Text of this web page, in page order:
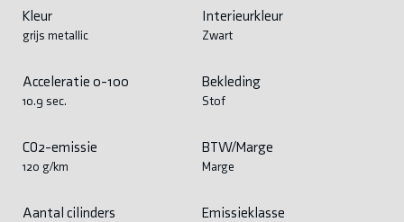
Kleur
grijs metallic
Interieurkleur
Zwart
Acceleratie 0-100
10.9 sec.
Bekleding
Stof
CO2-emissie
120 g/km
BTW/Marge
Marge
Aantal cilinders Emissieklasse